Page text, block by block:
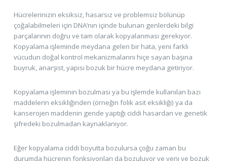
Hücrelerinizin eksiksiz, hasarsız ve problemsiz bölünüp
çoğalabilmeleri için DNA’nın içinde bulunan genlerdeki bilgi
parçalarının doğru ve tam olarak kopyalanması gerekiyor.
Kopyalama işleminde meydana gelen bir hata, yeni farklı
vücudun doğal kontrol mekanizmalarını hiçe sayan başına
buyruk, anarşist, yapısı bozuk bir hücre meydana getiriyor.
Kopyalama işleminin bozulması ya bu işlemde kullanılan bazı
maddelerin eksikliğinden (örneğin folik asit eksikliği) ya da
kanserojen maddenin gende yaptığı ciddi hasardan ve genetik
şifredeki bozulmadan kaynaklanıyor.
Eğer kopyalama ciddi boyutta bozulursa çoğu zaman bu
durumda hücrenin fonksiyonları da bozuluyor ve yeni ve bozuk